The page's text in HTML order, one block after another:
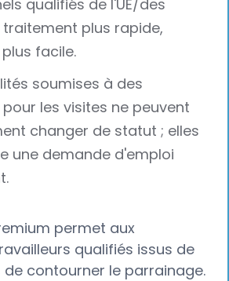
qualifiés de l'UE/des
traitement plus rapide,
facile.
soumises à des
les visites ne peuvent
changer de statut ; elles
une demande d'emploi
permet aux
qualifiés issus de
de contourner le parrainage.